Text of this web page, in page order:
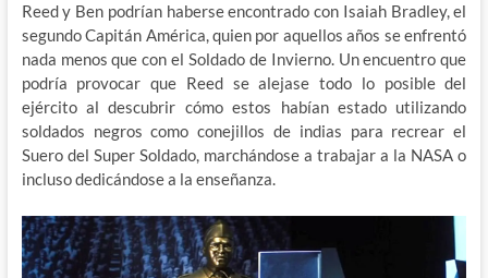
Reed y Ben podrían haberse encontrado con Isaiah Bradley, el
segundo Capitán América, quien por aquellos años se enfrentó
nada menos que con el Soldado de Invierno. Un encuentro que
podría provocar que Reed se alejase todo lo posible del
ejército al descubrir cómo estos habían estado utilizando
soldados negros como conejillos de indias para recrear el
Suero del Super Soldado, marchándose a trabajar a la NASA o
incluso dedicándose a la enseñanza.